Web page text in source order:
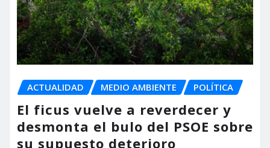
ACTUALIDAD MEDIO AMBIENTE POLÍTICA
El ficus vuelve a reverdecer y
desmonta el bulo del PSOE sobre
su supuesto deterioro